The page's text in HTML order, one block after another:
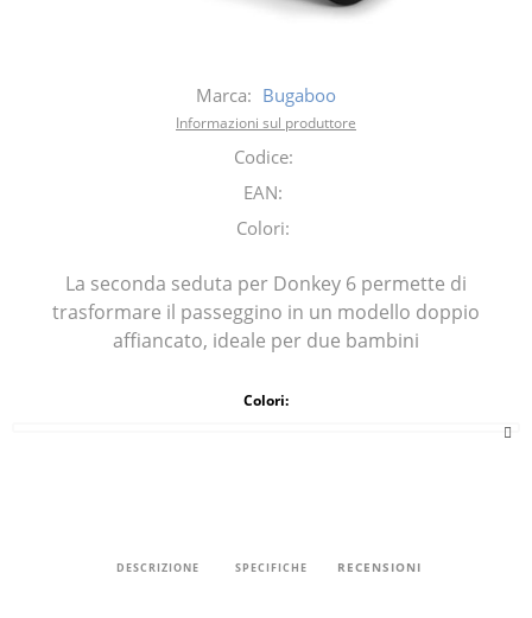
Marca: Bugaboo
Informazioni sul produttore
Codice:
EAN:
Colori:
La seconda seduta per Donkey 6 permette di
trasformare il passeggino in un modello doppio
affiancato, ideale per due bambini
Colori:
DESCRIZIONE SPECIFICHE RECENSIONI